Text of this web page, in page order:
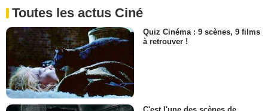
Toutes les actus Ciné
Quiz Cinéma : 9 scènes, 9 films
à retrouver !